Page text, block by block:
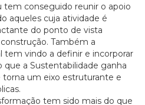
tem conseguido reunir o apoio
aqueles cuja atividade é
do ponto de vista
Também a
tem vindo a definir e incorporar
a Sustentabilidade ganha
torna um eixo estruturante e
tem sido mais do que